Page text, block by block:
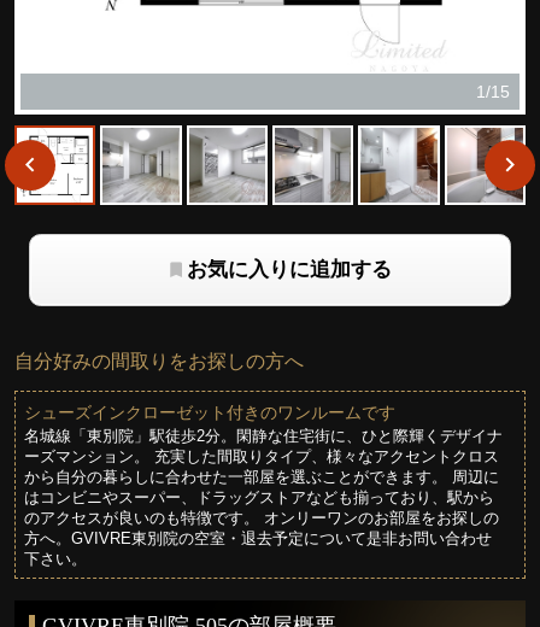
1/15
お気に入りに追加する
自分好みの間取りをお探しの方へ
シューズインクローゼット付きのワンルームです
名城線「東別院」駅徒歩2分。閑静な住宅街に、ひと際輝くデザイナ
ーズマンション。 充実した間取りタイプ、様々なアクセントクロス
から自分の暮らしに合わせた一部屋を選ぶことができます。 周辺に
はコンビニやスーパー、ドラッグストアなども揃っており、駅から
のアクセスが良いのも特徴です。 オンリーワンのお部屋をお探しの
方へ。GVIVRE東別院の空室・退去予定について是非お問い合わせ
下さい。